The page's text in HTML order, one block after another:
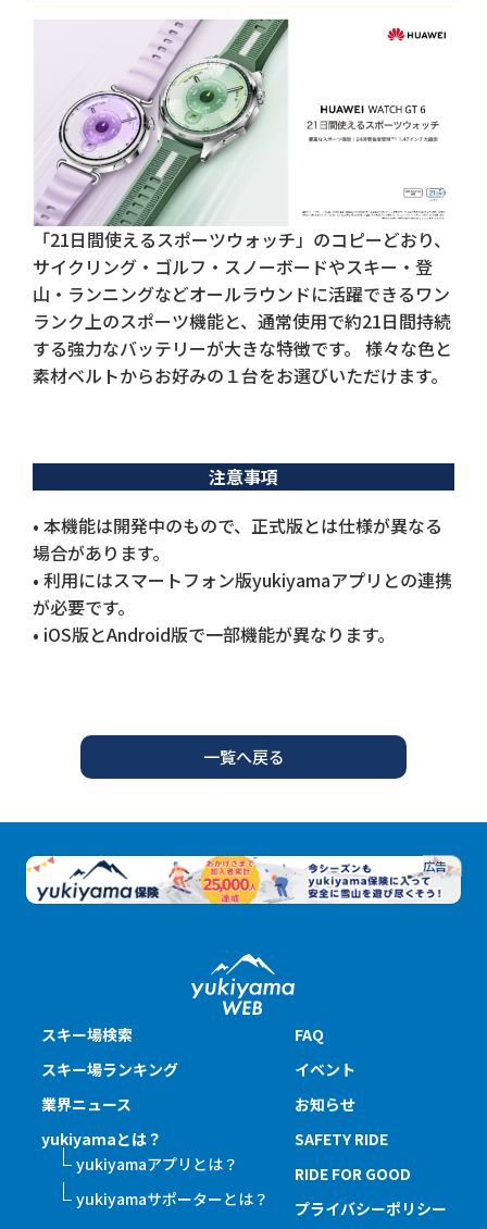
「21日間使えるスポーツウォッチ」のコピーどおり、
サイクリング・ゴルフ・スノーボードやスキー・登
山・ランニングなどオールラウンドに活躍できるワン
ランク上のスポーツ機能と、通常使用で約21日間持続
する強力なバッテリーが大きな特徴です。 様々な色と
素材ベルトからお好みの１台をお選びいただけます。
注意事項
• 本機能は開発中のもので、正式版とは仕様が異なる
場合があります。
• 利用にはスマートフォン版yukiyamaアプリとの連携
が必要です。
• iOS版とAndroid版で一部機能が異なります。
一覧へ戻る
スキー場検索
スキー場ランキング
業界ニュース
yukiyamaとは？
yukiyamaアプリとは？
yukiyamaサポーターとは？
FAQ
イベント
お知らせ
SAFETY RIDE
RIDE FOR GOOD
プライバシーポリシー